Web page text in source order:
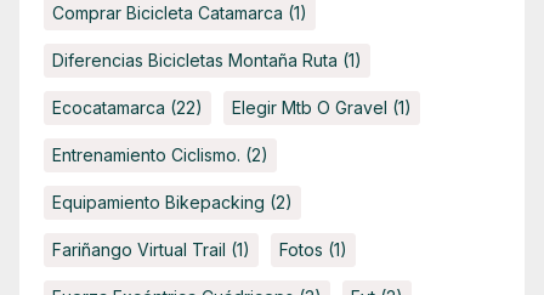
Comprar Bicicleta Catamarca (1)
Diferencias Bicicletas Montaña Ruta (1)
Ecocatamarca (22) Elegir Mtb O Gravel (1)
Entrenamiento Ciclismo. (2)
Equipamiento Bikepacking (2)
Fariñango Virtual Trail (1) Fotos (1)